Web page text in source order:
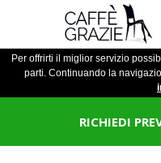
Per offrirti il miglior servizio
parti. Continuando la
RICHIEDI